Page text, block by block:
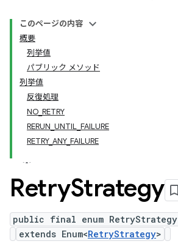
このページの内容
概要
列挙値
パブリック メソッド
列挙値
反復処理
NO_RETRY
RERUN_UNTIL_FAILURE
RETRY_ANY_FAILURE
RetryStrategy
public final enum RetryStrategy
extends Enum<RetryStrategy>